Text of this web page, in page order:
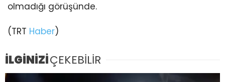
olmadığı görüşünde.
(TRT Haber)
İLGİNİZİÇEKEBİLİR